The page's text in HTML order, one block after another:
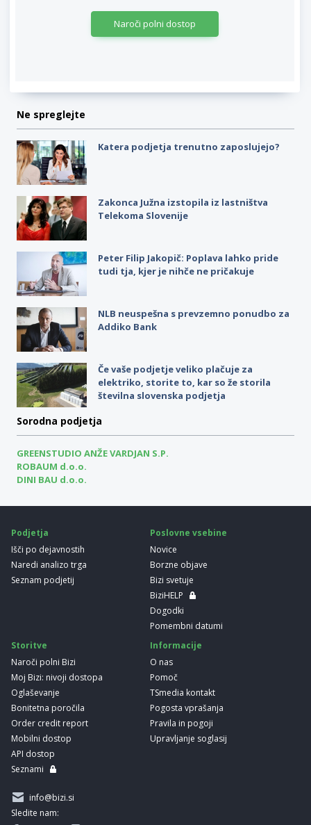
Naroči polni dostop
Ne spreglejte
Katera podjetja trenutno zaposlujejo?
Zakonca Južna izstopila iz lastništva
Telekoma Slovenije
Peter Filip Jakopič: Poplava lahko pride
tudi tja, kjer je nihče ne pričakuje
NLB neuspešna s prevzemno ponudbo za
Addiko Bank
Če vaše podjetje veliko plačuje za
elektriko, storite to, kar so že storila
številna slovenska podjetja
Sorodna podjetja
GREENSTUDIO ANŽE VARDJAN S.P.
ROBAUM d.o.o.
DINI BAU d.o.o.
Podjetja
Išči po dejavnostih
Naredi analizo trga
Seznam podjetij
Poslovne vsebine
Novice
Borzne objave
Bizi svetuje
BiziHELP
Dogodki
Pomembni datumi
Storitve
Naroči polni Bizi
Moj Bizi: nivoji dostopa
Oglaševanje
Bonitetna poročila
Order credit report
Mobilni dostop
API dostop
Seznami
Informacije
O nas
Pomoč
TSmedia kontakt
Pogosta vprašanja
Pravila in pogoji
Upravljanje soglasij
info@bizi.si
Sledite nam: